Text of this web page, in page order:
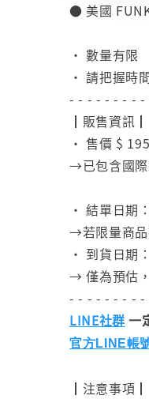
● 美國
• 數量有限
• 請把握時
- - - - - - - -
┃販售資訊┃
• 售價 $
→已包含國
• 結單日期
→若限量商品
• 到貨日期
→ 僅為預估
- - - - - - - -
LINE社群 一
官方LINE帳
┃注意事項┃